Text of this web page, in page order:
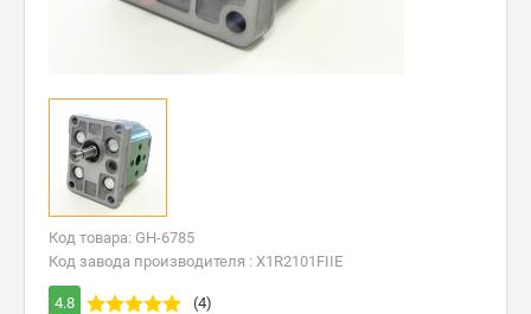
Код товара: GH-6785
Код завода производителя : X1R2101FIIE
4.8 (4)